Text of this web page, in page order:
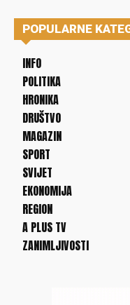
POPULARNE
INFO
POLITIKA
HRONIKA
DRUŠTVO
MAGAZIN
SPORT
SVIJET
EKONOMIJA
REGION
A PLUS TV
ZANIMLJIVOSTI